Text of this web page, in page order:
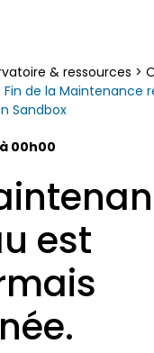
& ressources >
Fin de la Maintenance
Sandbox
00h00
est
des cookies